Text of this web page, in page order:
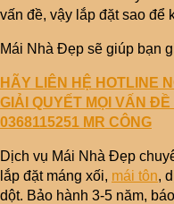
vấn đề, vậy lắp đặt sao để
Mái Nhà Đẹp sẽ giúp bạn
HÃY LIÊN HỆ HOTLINE
GIẢI QUYẾT MỌI VẤN
0368115251 MR CÔNG
Dịch vụ Mái Nhà Đẹp
lắp đặt máng xối, mái tôn,
dột. Bảo hành 3-5 năm,